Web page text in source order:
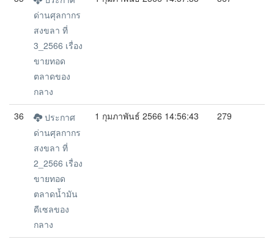
ด่านศุลกากร
สงขลา ที่
3_2566 เรื่อง
ขายทอด
ตลาดของ
กลาง
36
ประกาศ
ด่านศุลกากร
สงขลา ที่
2_2566 เรื่อง
ขายทอด
ตลาดน้ำมัน
ดีเซลของ
กลาง
1 กุมภาพันธ์ 2566 14:56:43 279